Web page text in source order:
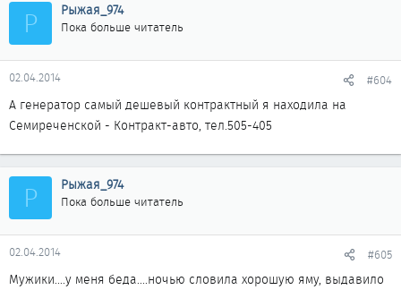
Р Рыжая_974
Пока больше читатель
02.04.2014 #604
А генератор самый дешевый контрактный я находила на
Семиреченской - Контракт-авто, тел.505-405
Р Рыжая_974
Пока больше читатель
02.04.2014 #605
Мужики....у меня беда....ночью словила хорошую яму, выдавило